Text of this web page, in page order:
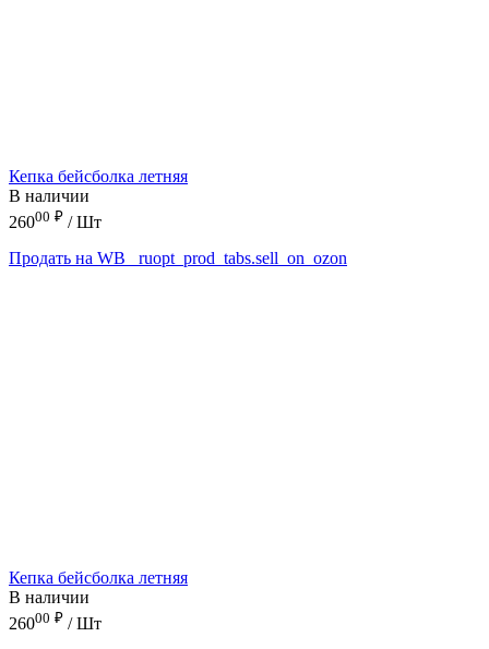
Кепка бейсболка летняя
В наличии
26000 ₽ / Шт
Продать на WB
_ruopt_prod_tabs.sell_on_ozon
Кепка бейсболка летняя
В наличии
26000 ₽ / Шт